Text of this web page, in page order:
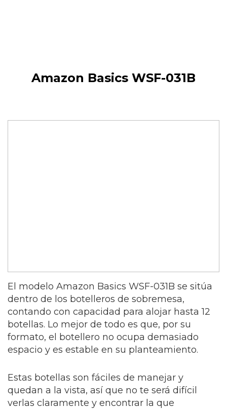
Amazon Basics WSF-031B
El modelo Amazon Basics WSF-031B se sitúa
dentro de los botelleros de sobremesa,
contando con capacidad para alojar hasta 12
botellas. Lo mejor de todo es que, por su
formato, el botellero no ocupa demasiado
espacio y es estable en su planteamiento.
Estas botellas son fáciles de manejar y
quedan a la vista, así que no te será difícil
verlas claramente y encontrar la que